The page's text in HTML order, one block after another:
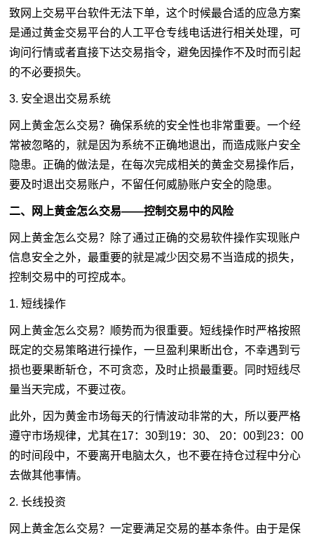
致网上交易平台软件无法下单，这个时候最合适的应急方案
是通过黄金交易平台的人工平仓专线电话进行相关处理，可
询问行情或者直接下达交易指令，避免因操作不及时而引起
的不必要损失。
3. 安全退出交易系统
网上黄金怎么交易？确保系统的安全性也非常重要。一个经
常被忽略的，就是因为系统不正确地退出，而造成账户安全
隐患。正确的做法是，在每次完成相关的黄金交易操作后，
要及时退出交易账户，不留任何威胁账户安全的隐患。
二、网上黄金怎么交易——控制交易中的风险
网上黄金怎么交易？除了通过正确的交易软件操作实现账户
信息安全之外，最重要的就是减少因交易不当造成的损失，
控制交易中的可控成本。
1. 短线操作
网上黄金怎么交易？顺势而为很重要。短线操作时严格按照
既定的交易策略进行操作，一旦盈利果断出仓，不幸遇到亏
损也要果断斩仓，不可贪恋，及时止损最重要。同时短线尽
量当天完成，不要过夜。
此外，因为黄金市场每天的行情波动非常的大，所以要严格
遵守市场规律，尤其在17：30到19：30、 20：00到23：00
的时间段中，不要离开电脑太久，也不要在持仓过程中分心
去做其他事情。
2. 长线投资
网上黄金怎么交易？一定要满足交易的基本条件。由于是保